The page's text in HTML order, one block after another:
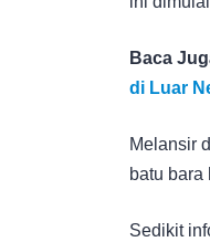
Baca
di Luar
Melansir
batu bara
Sedikit